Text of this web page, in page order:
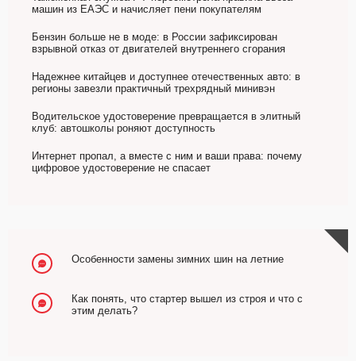
машин из ЕАЭС и начисляет пени покупателям
Бензин больше не в моде: в России зафиксирован
взрывной отказ от двигателей внутреннего сгорания
Надежнее китайцев и доступнее отечественных авто: в
регионы завезли практичный трехрядный минивэн
Водительское удостоверение превращается в элитный
клуб: автошколы роняют доступность
Интернет пропал, а вместе с ним и ваши права: почему
цифровое удостоверение не спасает
Особенности замены зимних шин на летние
Как понять, что стартер вышел из строя и что с
этим делать?